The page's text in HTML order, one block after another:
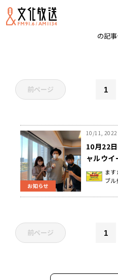
の記
前ページ
お知らせ
10/11, 2022
10月22
ャルウイ
ま
ブ
前ページ